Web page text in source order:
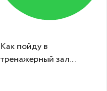
Как пойду в
тренажерный зал...